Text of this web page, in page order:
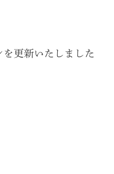
を更新いたしました